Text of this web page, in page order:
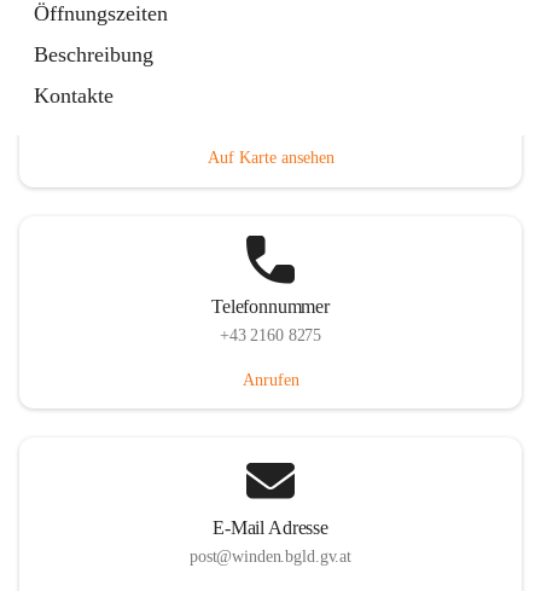
Öffnungszeiten
Beschreibung
Kontakte
Auf Karte ansehen
Telefonnummer
+43 2160 8275
Anrufen
E-Mail Adresse
post@winden.bgld.gv.at